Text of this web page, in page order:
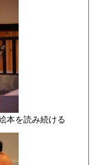
本を読み続ける